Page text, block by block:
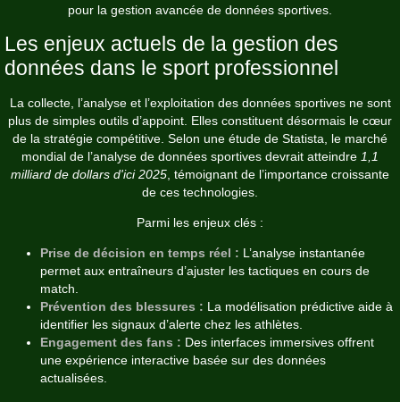
pour la gestion avancée de données sportives.
Les enjeux actuels de la gestion des
données dans le sport professionnel
La collecte, l’analyse et l’exploitation des données sportives ne sont
plus de simples outils d’appoint. Elles constituent désormais le cœur
de la stratégie compétitive. Selon une étude de Statista, le marché
mondial de l’analyse de données sportives devrait atteindre 1,1
milliard de dollars d'ici 2025 , témoignant de l’importance croissante
de ces technologies.
Parmi les enjeux clés :
Prise de décision en temps réel : L’analyse instantanée
permet aux entraîneurs d’ajuster les tactiques en cours de
match.
Prévention des blessures : La modélisation prédictive aide à
identifier les signaux d’alerte chez les athlètes.
Engagement des fans : Des interfaces immersives offrent
une expérience interactive basée sur des données
actualisées.